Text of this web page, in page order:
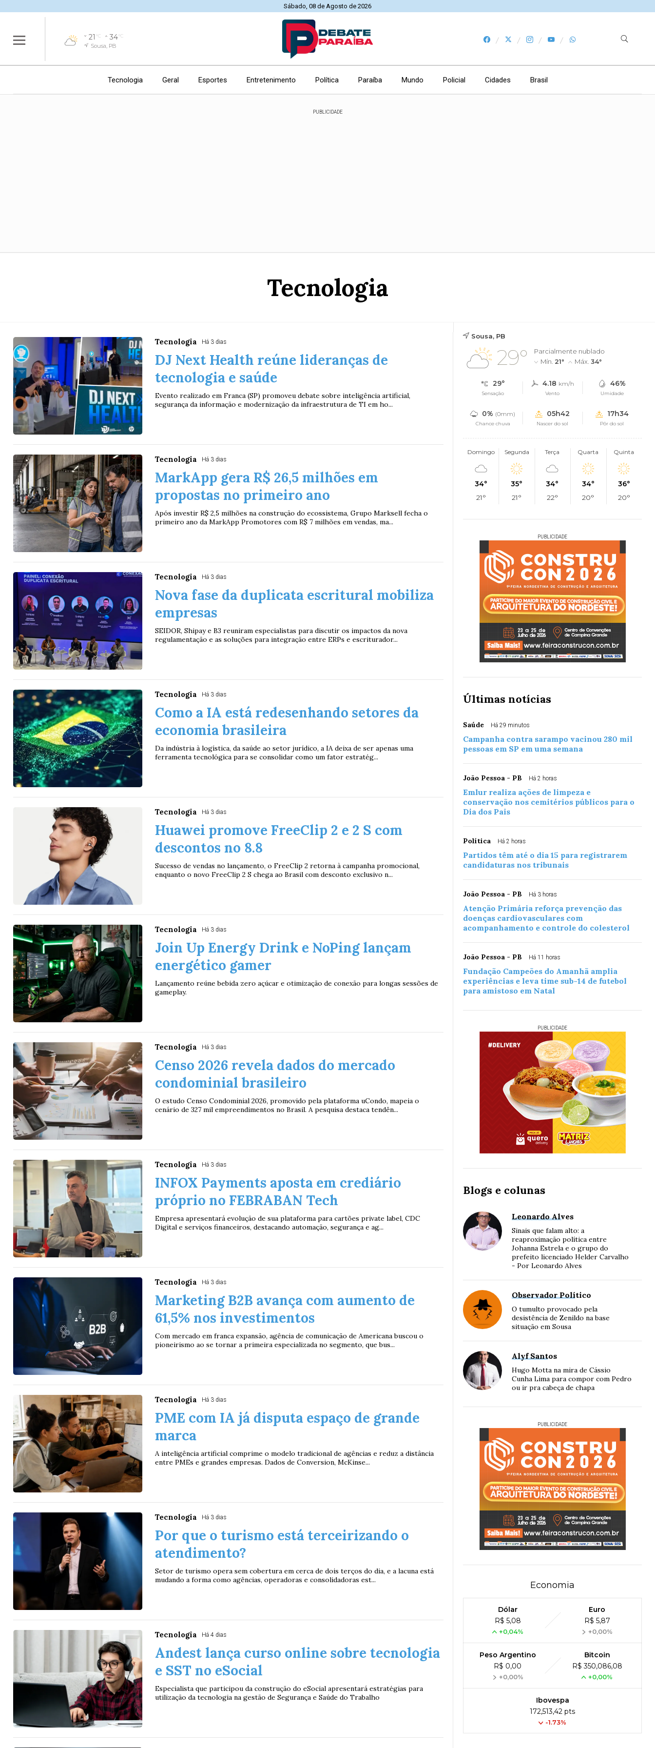
Sábado, 08 de Agosto de 2026
21 °C 34°C
Sousa, PB
Tecnologia Geral Esportes Entretenimento Política Paraíba Mundo Policial Cidades Brasil
PUBLICIDADE
Tecnologia
Tecnologia Há 3 dias
DJ Next Health reúne lideranças de
tecnologia e saúde
Evento realizado em Franca (SP) promoveu debate sobre inteligência artificial,
segurança da informação e modernização da infraestrutura de TI em ho...
Tecnologia Há 3 dias
MarkApp gera R$ 26,5 milhões em
propostas no primeiro ano
Após investir R$ 2,5 milhões na construção do ecossistema, Grupo Marksell fecha o
primeiro ano da MarkApp Promotores com R$ 7 milhões em vendas, ma...
Tecnologia Há 3 dias
Nova fase da duplicata escritural mobiliza
empresas
SEIDOR, Shipay e B3 reuniram especialistas para discutir os impactos da nova
regulamentação e as soluções para integração entre ERPs e escriturador...
Tecnologia Há 3 dias
Como a IA está redesenhando setores da
economia brasileira
Da indústria à logística, da saúde ao setor jurídico, a IA deixa de ser apenas uma
ferramenta tecnológica para se consolidar como um fator estratég...
Tecnologia Há 3 dias
Huawei promove FreeClip 2 e 2 S com
descontos no 8.8
Sucesso de vendas no lançamento, o FreeClip 2 retorna à campanha promocional,
enquanto o novo FreeClip 2 S chega ao Brasil com desconto exclusivo n...
Tecnologia Há 3 dias
Join Up Energy Drink e NoPing lançam
energético gamer
Lançamento reúne bebida zero açúcar e otimização de conexão para longas sessões de
gameplay.
Tecnologia Há 3 dias
Censo 2026 revela dados do mercado
condominial brasileiro
O estudo Censo Condominial 2026, promovido pela plataforma uCondo, mapeia o
cenário de 327 mil empreendimentos no Brasil. A pesquisa destaca tendên...
Tecnologia Há 3 dias
INFOX Payments aposta em crediário
próprio no FEBRABAN Tech
Empresa apresentará evolução de sua plataforma para cartões private label, CDC
Digital e serviços financeiros, destacando automação, segurança e ag...
Tecnologia Há 3 dias
Marketing B2B avança com aumento de
61,5% nos investimentos
Com mercado em franca expansão, agência de comunicação de Americana buscou o
pioneirismo ao se tornar a primeira especializada no segmento, que bus...
Tecnologia Há 3 dias
PME com IA já disputa espaço de grande
marca
A inteligência artificial comprime o modelo tradicional de agências e reduz a distância
entre PMEs e grandes empresas. Dados de Conversion, McKinse...
Tecnologia Há 3 dias
Por que o turismo está terceirizando o
atendimento?
Setor de turismo opera sem cobertura em cerca de dois terços do dia, e a lacuna está
mudando a forma como agências, operadoras e consolidadoras est...
Tecnologia Há 4 dias
Andest lança curso online sobre tecnologia
e SST no eSocial
Especialista que participou da construção do eSocial apresentará estratégias para
utilização da tecnologia na gestão de Segurança e Saúde do Trabalho
Sousa, PB
29°
Parcialmente nublado
Mín. 21° Máx. 34°
29°
Sensação
4.18 km/h
Vento
46%
Umidade
0% (0mm)
Chance chuva
05h42
Nascer do sol
17h34
Pôr do sol
Domingo
34°
21°
Segunda
35°
21°
Terça
34°
22°
Quarta
34°
20°
Quinta
36°
20°
PUBLICIDADE
Últimas notícias
Saúde Há 29 minutos
Campanha contra sarampo vacinou 280 mil
pessoas em SP em uma semana
João Pessoa - PB Há 2 horas
Emlur realiza ações de limpeza e
conservação nos cemitérios públicos para o
Dia dos Pais
Política Há 2 horas
Partidos têm até o dia 15 para registrarem
candidaturas nos tribunais
João Pessoa - PB Há 3 horas
Atenção Primária reforça prevenção das
doenças cardiovasculares com
acompanhamento e controle do colesterol
João Pessoa - PB Há 11 horas
Fundação Campeões do Amanhã amplia
experiências e leva time sub-14 de futebol
para amistoso em Natal
PUBLICIDADE
Blogs e colunas
Leonardo Alves
Sinais que falam alto: a
reaproximação política entre
Johanna Estrela e o grupo do
prefeito licenciado Helder Carvalho
- Por Leonardo Alves
Observador Político
O tumulto provocado pela
desistência de Zenildo na base
situação em Sousa
Alyf Santos
Hugo Motta na mira de Cássio
Cunha Lima para compor com Pedro
ou ir pra cabeça de chapa
PUBLICIDADE
Economia
Dólar
R$ 5,08
+0,04%
Euro
R$ 5,87
+0,00%
Peso Argentino
R$ 0,00
+0,00%
Bitcoin
R$ 350,086,08
+0,00%
Ibovespa
172,513,42 pts
-1.73%